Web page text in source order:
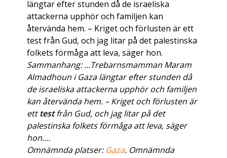
längtar efter stunden då de israeliska
attackerna upphör och familjen kan
återvända hem. – Kriget och förlusten är ett
test från Gud, och jag litar på det palestinska
folkets förmåga att leva, säger hon.
Sammanhang: ...Trebarnsmamman Maram
Almadhoun i Gaza längtar efter stunden då
de israeliska attackerna upphör och familjen
kan återvända hem. – Kriget och förlusten är
etttestfrån Gud, och jag litar på det
palestinska folkets förmåga att leva, säger
hon....
Omnämnda platser: Gaza. Omnämnda